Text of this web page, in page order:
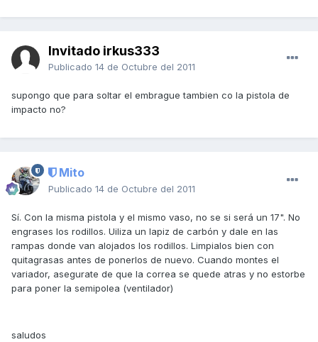
Invitado irkus333
Publicado 14 de Octubre del 2011
supongo que para soltar el embrague tambien co la pistola de
impacto no?
Mito
Publicado 14 de Octubre del 2011
Sí. Con la misma pistola y el mismo vaso, no se si será un 17". No
engrases los rodillos. Uiliza un lapiz de carbón y dale en las
rampas donde van alojados los rodillos. Limpialos bien con
quitagrasas antes de ponerlos de nuevo. Cuando montes el
variador, asegurate de que la correa se quede atras y no estorbe
para poner la semipolea (ventilador)
saludos